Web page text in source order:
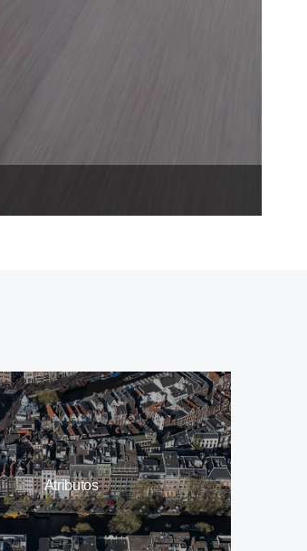
Atributos